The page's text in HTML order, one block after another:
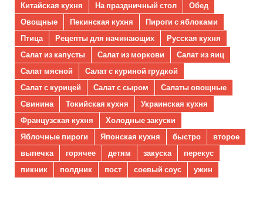
Китайская кухня
На праздничный стол
Обед
Овощные
Пекинская кухня
Пироги с яблоками
Птица
Рецепты для начинающих
Русская кухня
Салат из капусты
Салат из моркови
Салат из яиц
Салат мясной
Салат с куриной грудкой
Салат с курицей
Салат с сыром
Салаты овощные
Свинина
Токийская кухня
Украинская кухня
Французская кухня
Холодные закуски
Яблочные пироги
Японская кухня быстро
второе
выпечка
горячее детям закуска
перекус
пикник
полдник пост соевый соус ужин